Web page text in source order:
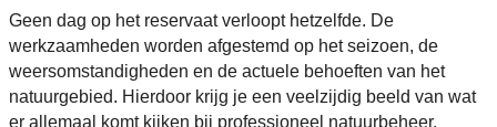
Geen dag op het reservaat verloopt hetzelfde. De
werkzaamheden worden afgestemd op het seizoen, de
weersomstandigheden en de actuele behoeften van het
natuurgebied. Hierdoor krijg je een veelzijdig beeld van wat
er allemaal komt kijken bij professioneel natuurbeheer.